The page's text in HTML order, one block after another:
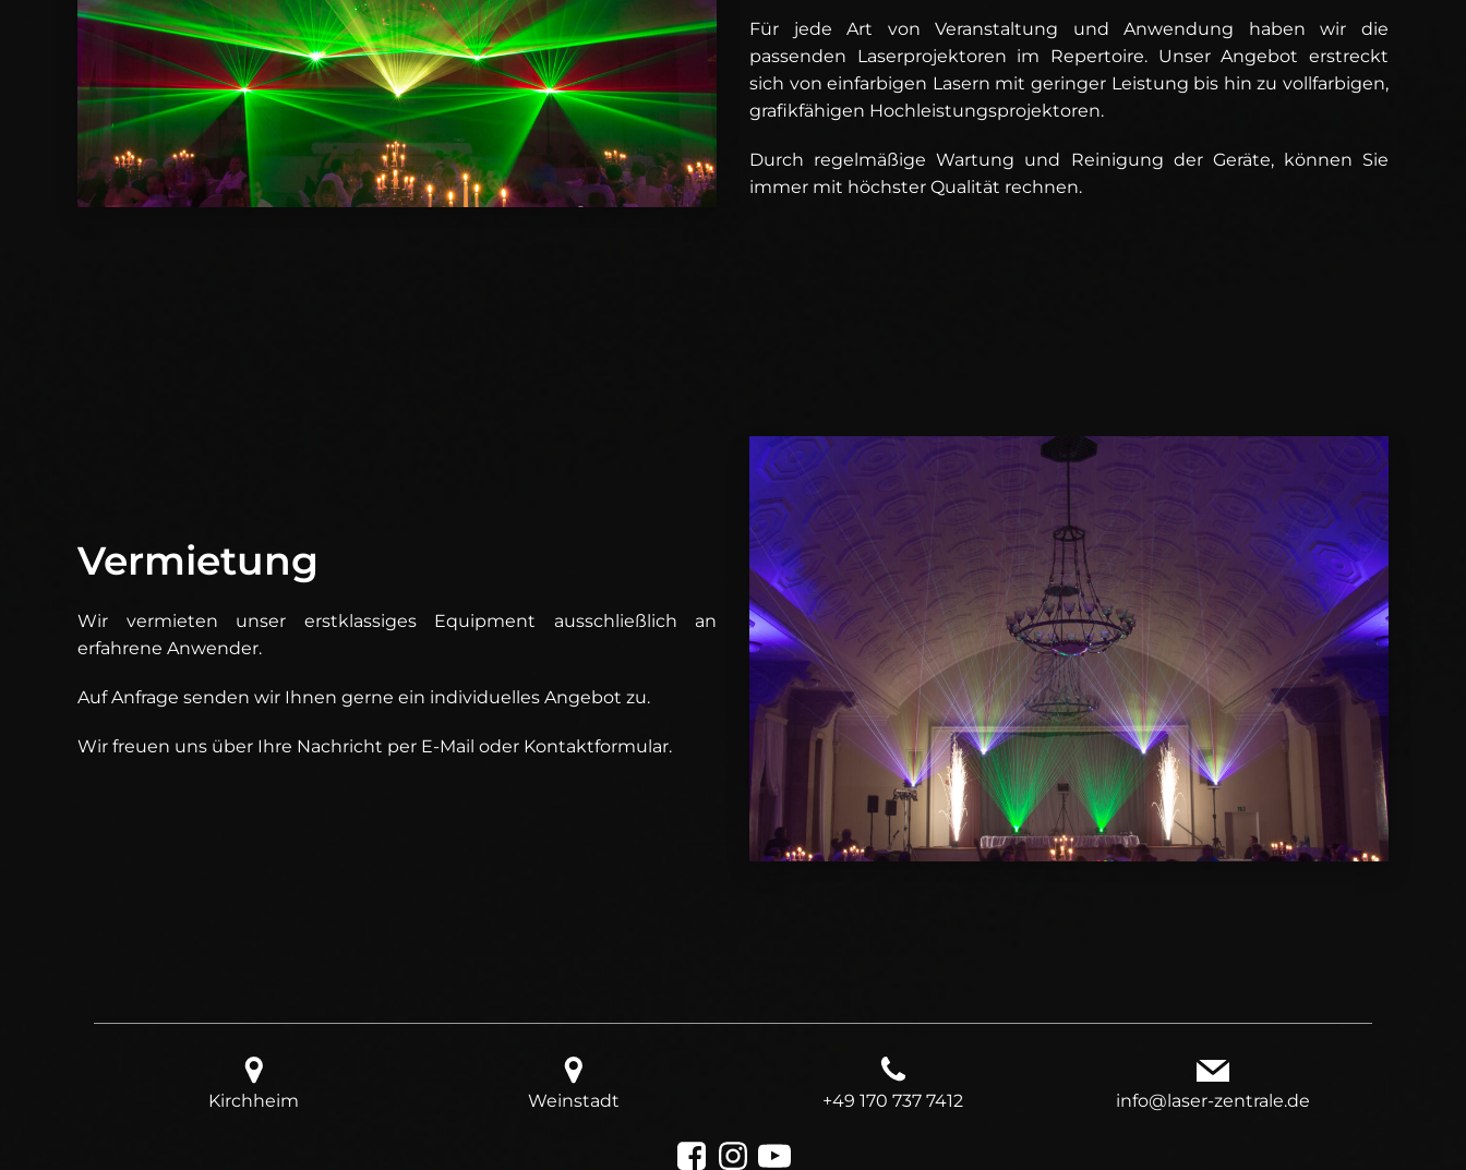
Für jede Art von Veranstaltung und Anwendung haben wir die
passenden Laserprojektoren im Repertoire. Unser Angebot erstreckt
sich von einfarbigen Lasern mit geringer Leistung bis hin zu vollfarbigen,
grafikfähigen Hochleistungsprojektoren.
Durch regelmäßige Wartung und Reinigung der Geräte, können Sie
immer mit höchster Qualität rechnen.
Vermietung
Wir vermieten unser erstklassiges Equipment ausschließlich an
erfahrene Anwender.
Auf Anfrage senden wir Ihnen gerne ein individuelles Angebot zu.
Wir freuen uns über Ihre Nachricht per E-Mail oder Kontaktformular.
Kirchheim Weinstadt +49 170 737 7412 info@laser-zentrale.de